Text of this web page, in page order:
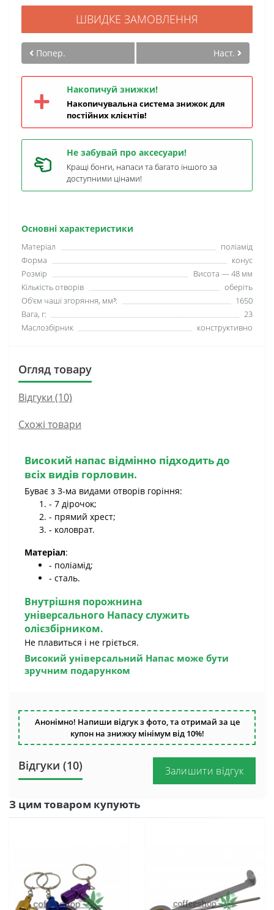
Основні характеристики
Матеріал
поліамід
Форма
конус
Розмір
Висота — 48 мм
Кількість отворів
оберіть
Об'єм чаші згоряння, мм³:
1650
Вага, г:
23
Маслозбірник
конструктивно
ШВИДКЕ ЗАМОВЛЕННЯ
Попер. Наст.
Накопичуй знижки!
Накопичувальна система знижок для
постійних клієнтів!
Не забувай про аксесуари!
Кращі бонги, напаси та багато іншого за
доступними цінами!
Огляд товару
Відгуки (10)
Схожі товари
Високий напас відмінно підходить до
всіх видів горловин.
Буває з 3-ма видами отворів горіння:
- 7 дірочок;
- прямий хрест;
- коловрат.
Матеріал:
- поліамід;
- сталь.
Внутрішня порожнина
універсального Напасуслужить
олієзбірником.
Не плавиться і не гріється.
Високий універсальний Напас може бути
зручним подарунком
Анонімно! Напиши відгук з фото, та отримай за це
купон на знижку мінімум від 10%!
Відгуки (10) Залишити відгук
З цим товаром купують